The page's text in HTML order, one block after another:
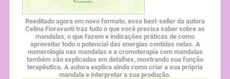
Reeditado agora em novo formato, esse best-seller da autora
Celina Fioravanti traz tudo o que você precisa saber sobre as
mandalas, o que fazem e indicações práticas de como
aproveitar todo o potencial das energias contidas nelas. A
numerologia nas mandalas e a cromoterapia com mandalas
também são explicadas em detalhes, mostrando sua função
terapêutica. A autora explica ainda como criar a sua própria
mandala e interpretar a sua produção.